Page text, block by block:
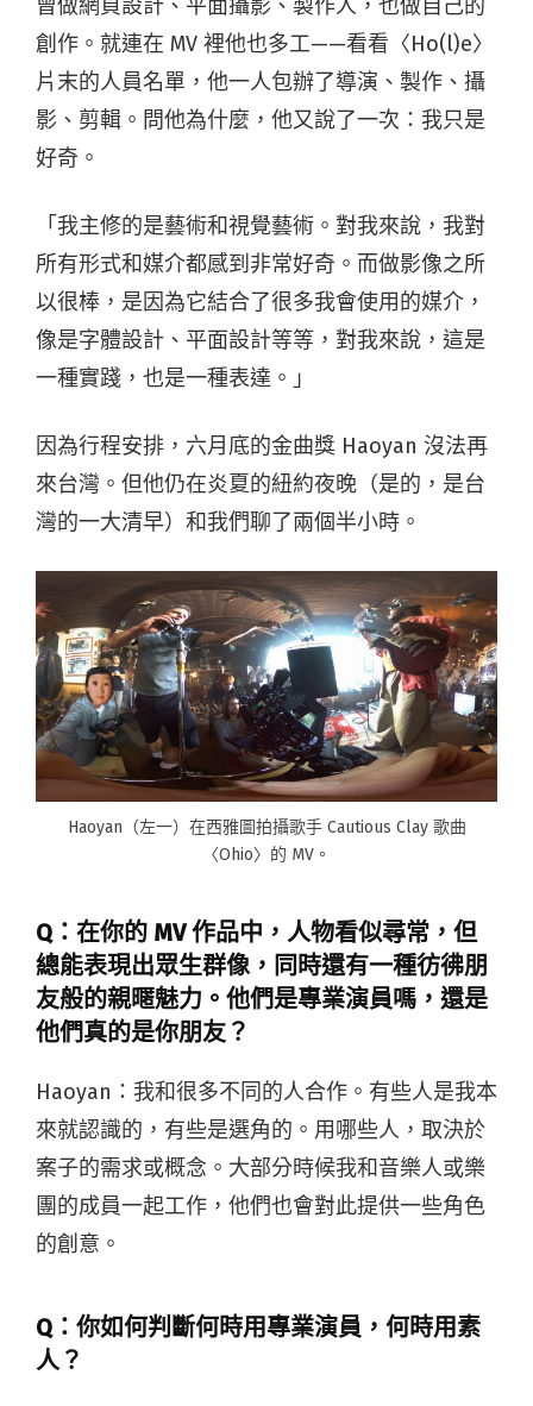
曾做網頁設計、平面攝影、製作人，也做自己的
創作。就連在 MV 裡他也多工——看看〈Ho(l)e〉
片末的人員名單，他一人包辦了導演、製作、攝
影、剪輯。問他為什麼，他又說了一次：我只是
好奇。
「我主修的是藝術和視覺藝術。對我來說，我對
所有形式和媒介都感到非常好奇。而做影像之所
以很棒，是因為它結合了很多我會使用的媒介，
像是字體設計、平面設計等等，對我來說，這是
一種實踐，也是一種表達。」
因為行程安排，六月底的金曲獎 Haoyan 沒法再
來台灣。但他仍在炎夏的紐約夜晚（是的，是台
灣的一大清早）和我們聊了兩個半小時。
Haoyan（左一）在西雅圖拍攝歌手 Cautious Clay 歌曲
〈Ohio〉的 MV。
Q：在你的 MV 作品中，人物看似尋常，但
總能表現出眾生群像，同時還有一種彷彿朋
友般的親暱魅力。他們是專業演員嗎，還是
他們真的是你朋友？
Haoyan： 我和很多不同的人合作。有些人是我本
來就認識的，有些是選角的。用哪些人，取決於
案子的需求或概念。大部分時候我和音樂人或樂
團的成員一起工作，他們也會對此提供一些角色
的創意。
Q：你如何判斷何時用專業演員，何時用素
人？